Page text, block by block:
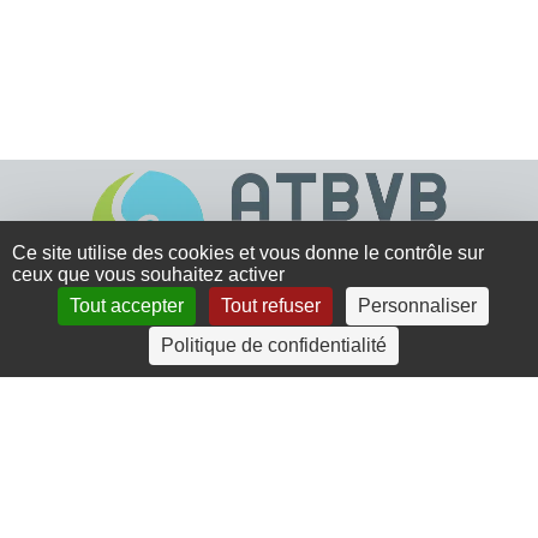
4 rue Crec’h-Ugen
22810 Belle Isle en Terre
Ce site utilise des cookies et vous donne le contrôle sur
ceux que vous souhaitez activer
Tout accepter
Tout refuser
Personnaliser
Politique de confidentialité